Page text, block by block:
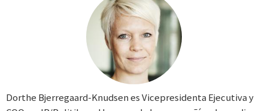
Dorthe Bjerregaard-Knudsen es Vicepresidenta Ejecutiva y